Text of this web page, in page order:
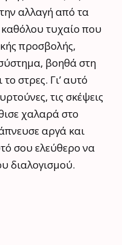
αλλαγή από τα
καθόλου τυχαίο που
προσβολής,
βοηθά στη
στρες. Γι’ αυτό
τις σκέψεις
χαλαρά στο
αργά και
σου ελεύθερο να
διαλογισμού.